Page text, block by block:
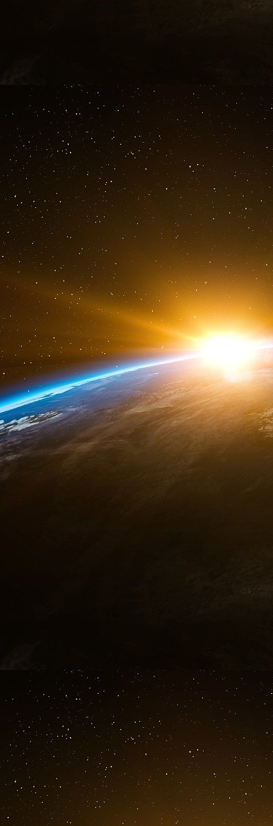
Pierre Bergé se constitue ainsi un
à redire ? Après tout, les affaires sont les
bonnes. Seulement, voilà : aurait-il été
souligne que, bien avant la fusion-absorption
des titres de son entreprise. Qui plus est, de
loi l’exige, à une société de Bourse.
Maître d’œuvre de l’opération ? Jean-
mois de juillet, août et septembre 1992, ce
négocier auprès de trois banques la
compte de Pierre Bergé, Bretelle vendra-t-
unitaire de 835 francs - à la banque Morval
banque Rothschild ; enfin, le 11 septembre,
30 millions de francs environ. Et ce n’est
cette fois, Bretelle cédera, aussi le 11
value : 70 millions de francs.
Interrogé par les inspecteurs de la COB au
financière de la PJ en août, Pierre Bergé
lui, elles n’avaient qu’un objectif : réduire,
président de la banque NSM, son
Laurent. Une explication cohérente, quand
n’en finissaient pas d’être débiteurs : 24
au 31 mars, 76 au 30 juin.
Egalement interrogé par la COB, Jean-
Bergé. Affirmant, lui aussi, que la vente des
DÉLIT D’INITIÉ ?
Un texte aux conséquences sévères.
assortie d’une amende fiscale égale au
assimile cette violation de monopole à de
Pierre Bergé peut se voir reprocher un
de juin, des mauvais résultats semestriels
de ses actions.
Devant les gendarmes de la Bourse, Bergé
Jurant « avoir été dans l’ignorance de toute
le résultat et n’avoir connu les comptes